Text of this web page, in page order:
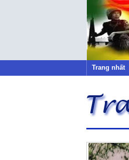
Trang nhất